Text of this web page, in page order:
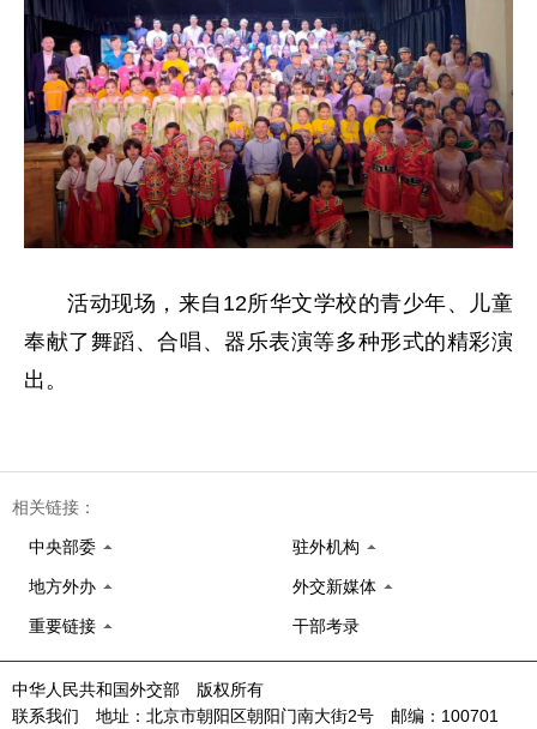
活动现场，来自12所华文学校的青少年、儿童
奉献了舞蹈、合唱、器乐表演等多种形式的精彩演
出。
相关链接：
中央部委 驻外机构
地方外办 外交新媒体
重要链接 干部考录
中华人民共和国外交部 版权所有
联系我们 地址：北京市朝阳区朝阳门南大街2号 邮编：100701